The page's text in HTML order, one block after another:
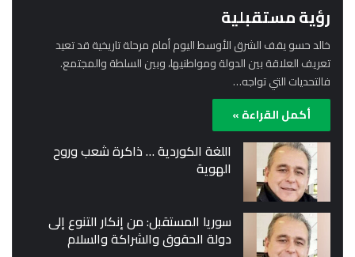
رؤية مستقبلية
خالد حسو يقف الشرق الأوسط اليوم أمام مرحلة تاريخية قد تعيد
تعريف العلاقة بين الدولة ومواطنيها، وبين السلطة والمجتمع.
فالتحديات التي تواجه…
أكمل القراءة »
اللغة الكوردية … ذاكرة شعب وروح
الهوية
سوريا المستقبل: من إنكار التنوع إلى
دولة الحقوق والشراكة والسلام